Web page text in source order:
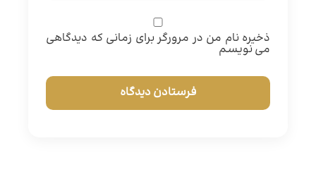
ذخیره نام من در مرورگر برای زمانی که دیدگاهی
می نویسم